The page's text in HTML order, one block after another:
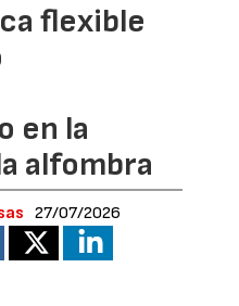
flexible
en la
alfombra
27/07/2026